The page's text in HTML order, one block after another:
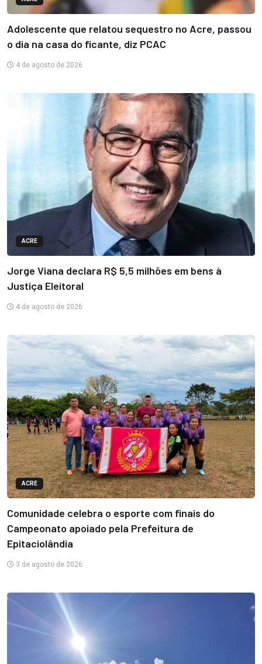
Adolescente que relatou sequestro no Acre, passou
o dia na casa do ficante, diz PCAC
4 de agosto de 2026
ACRE
Jorge Viana declara R$ 5,5 milhões em bens à
Justiça Eleitoral
4 de agosto de 2026
ACRE
Comunidade celebra o esporte com finais do
Campeonato apoiado pela Prefeitura de
Epitaciolândia
3 de agosto de 2026